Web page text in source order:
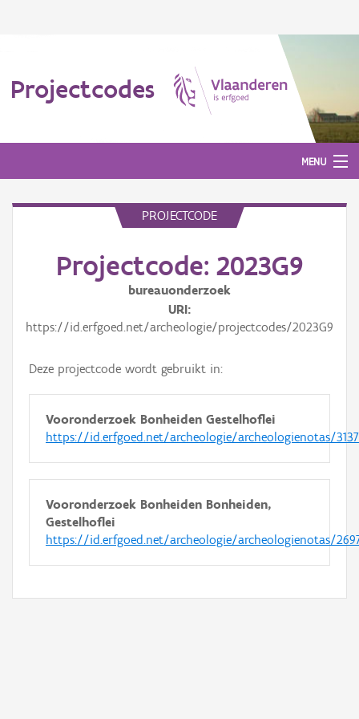
Projectcodes
MENU
PROJECTCODE
Projectcode: 2023G9
bureauonderzoek
URI
https://id.erfgoed.net/archeologie/projectcodes/2023G9
Deze projectcode wordt gebruikt in:
Vooronderzoek Bonheiden Gestelhoflei
https://id.erfgoed.net/archeologie/archeologienotas/
Vooronderzoek Bonheiden Bonheiden,
Gestelhoflei
https://id.erfgoed.net/archeologie/archeologienotas/